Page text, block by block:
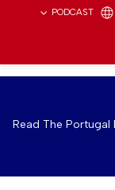
PODCAST
Read The